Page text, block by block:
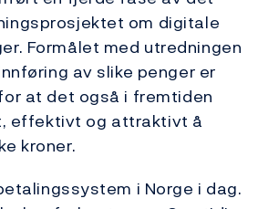
om digitale
Formålet med utredningen
av slike penger er
at det også i fremtiden
effektivt og attraktivt å
kroner.
i Norge i dag.